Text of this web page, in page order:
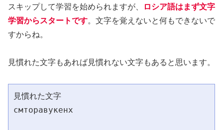
スキップして学習を始められますが、
ロシア語はまず文字
学習からスタートです。文字を覚えないと何もできないで
すからね。
見慣れた文字もあれば見慣れない文字もあると思います。
見慣れた文字
смторавукенх